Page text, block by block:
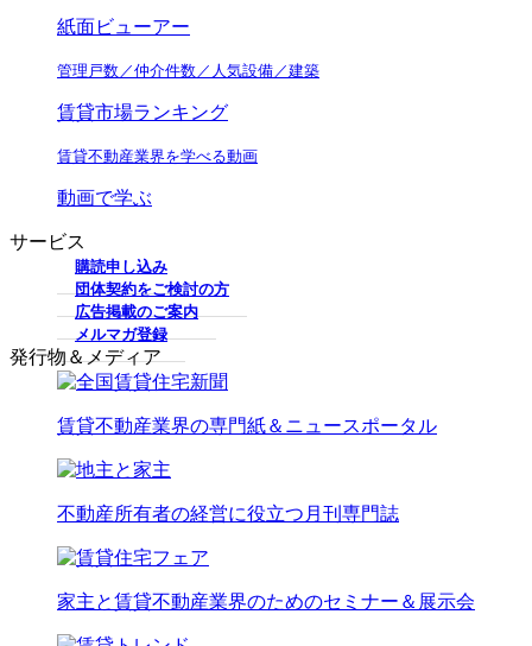
紙面ビューアー
管理戸数／仲介件数／人気設備／建築
賃貸市場ランキング
賃貸不動産業界を学べる動画
動画で学ぶ
サービス
購読申し込み
団体契約をご検討の方
広告掲載のご案内
メルマガ登録
発行物＆メディア
賃貸不動産業界の専門紙＆ニュースポータル
不動産所有者の経営に役立つ月刊専門誌
家主と賃貸不動産業界のためのセミナー＆展示会